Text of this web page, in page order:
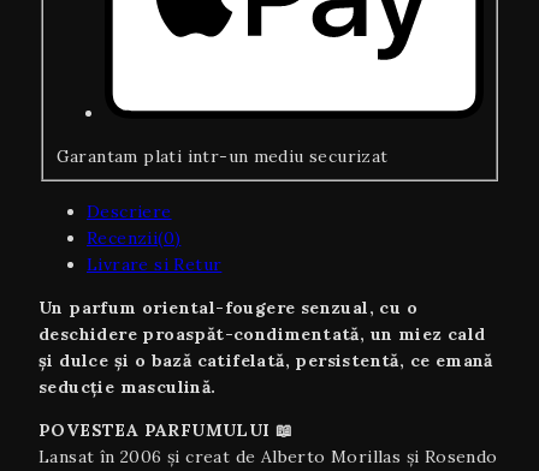
Garantam plati intr-un mediu securizat
Descriere
Recenzii(0)
Livrare si Retur
Un parfum oriental-fougere senzual, cu o
deschidere proaspăt-condimentată, un miez cald
și dulce și o bază catifelată, persistentă, ce emană
seducție masculină.
POVESTEA PARFUMULUI 📖
Lansat în 2006 și creat de Alberto Morillas și Rosendo